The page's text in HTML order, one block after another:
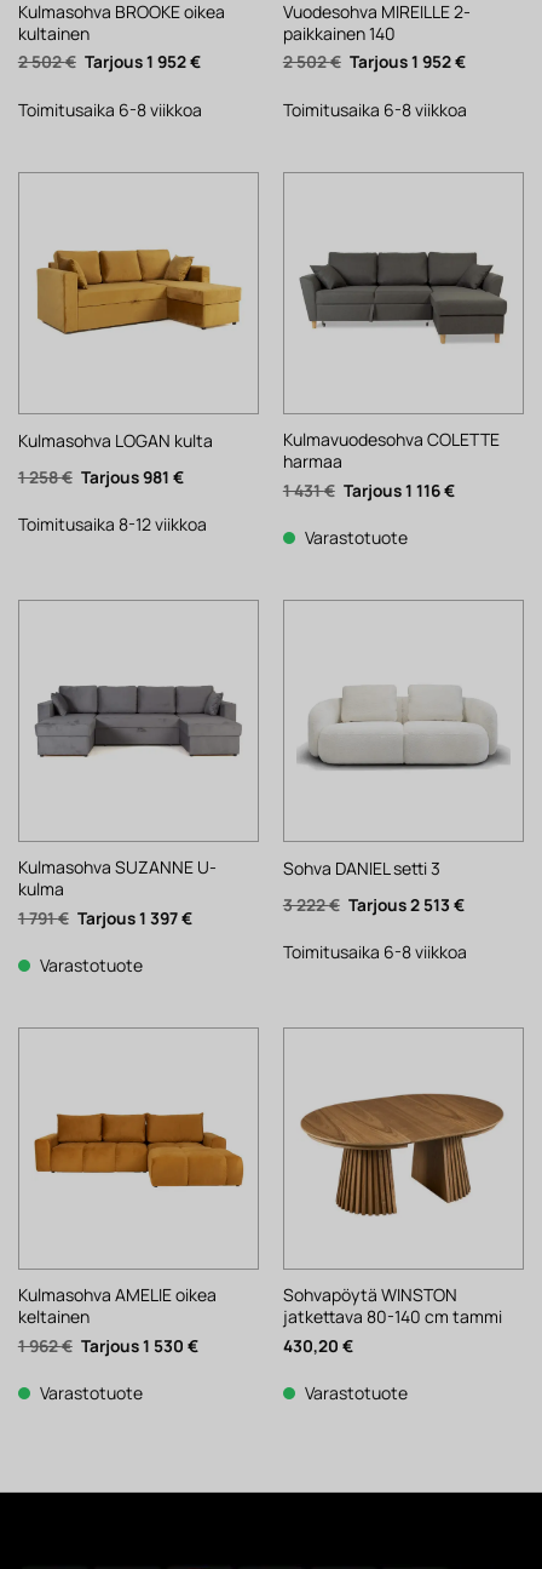
Kulmasohva BROOKE oikea
kultainen
2 502€ Alkuperäinen
hinta
2
502 €.
1 952€Nykyinen
1
Toimitusaika 6-8 viikkoa
Vuodesohva MIREILLE 2-
paikkainen 140
2 502€ Alkuperäinen
hinta
2
502 €.
1 952€Nykyinen
1
Toimitusaika 6-8 viikkoa
Kulmasohva LOGAN kulta
1 258€ Alkuperäinen
hinta
1
258 €.
981 €Nykyinen
981 €.
Toimitusaika 8-12 viikkoa
Kulmavuodesohva COLETTE
harmaa
1 431€ Alkuperäinen
hinta
1
431 €.
1 116€Nykyinen
Varastotuote
Kulmasohva SUZANNE U-
kulma
1 791€ Alkuperäinen
hinta
1
791 €.
1 397€Nykyinen
Varastotuote
Sohva DANIEL setti 3
3 222€ Alkuperäinen
hinta
3
222 €.
2 513 €Nykyinen
2
Toimitusaika 6-8 viikkoa
Kulmasohva AMELIE oikea
keltainen
1 962€ Alkuperäinen
hinta
1
962 €.
1 530 €Nykyinen
Varastotuote
Sohvapöytä WINSTON
jatkettava 80-140 cm tammi
430,20 €
Varastotuote